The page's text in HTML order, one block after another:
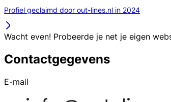
Profiel geclaimd door out-lines.nl in 2024
Wacht even! Probeerde je net je eigen
Contactgegevens
E-mail